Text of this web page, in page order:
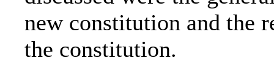
new constitution and the
the constitution.